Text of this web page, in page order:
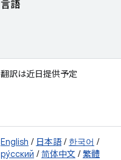
言語
翻訳は近日提供予定
English / 日本語/ 한국어 /
ру́сский /简体中文 / 繁體